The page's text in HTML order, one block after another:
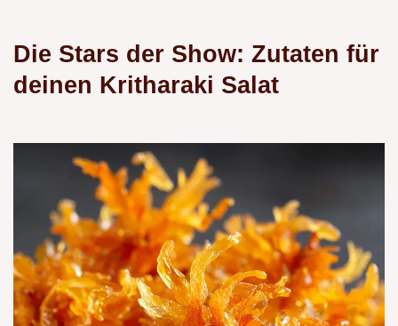
Die Stars der Show: Zutaten für
deinen Kritharaki Salat